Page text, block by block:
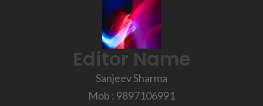
Editor Name
Sanjeev Sharma
Mob : 9897106991